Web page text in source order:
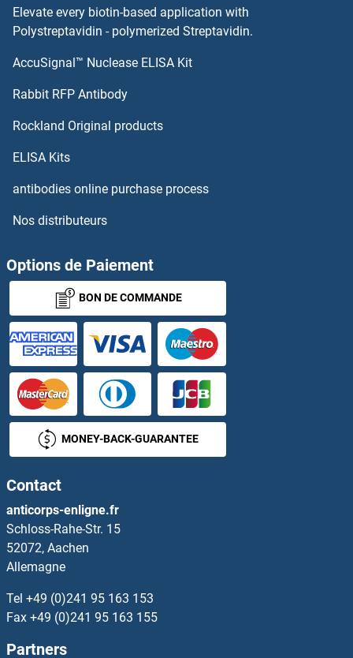
PRPF8 Anticorps
PRPF4B Anticorps
PRSS2 Anticorps
PRSS21 Anticorps
PRSS22 Anticorps
PRSS23 Anticorps
PRSS27 Anticorps
Prss29 Anticorps
PRSS3 Anticorps
PRSS33 Anticorps
PRSS35 Anticorps
PRSS36 Anticorps
PRSS50 Anticorps
PRSS53 Anticorps
PRSS55 Anticorps
Elevate every biotin-based application with
Polystreptavidin - polymerized Streptavidin.
AccuSignal™ Nuclease ELISA Kit
Rabbit RFP Antibody
Rockland Original products
ELISA Kits
antibodies online purchase process
Nos distributeurs
Options de Paiement
BON DE COMMANDE
MONEY-BACK-GUARANTEE
Contact
anticorps-enligne.fr
Schloss-Rahe-Str. 15
52072, Aachen
Allemagne
Tel +49 (0)241 95 163 153
Fax +49 (0)241 95 163 155
Partners